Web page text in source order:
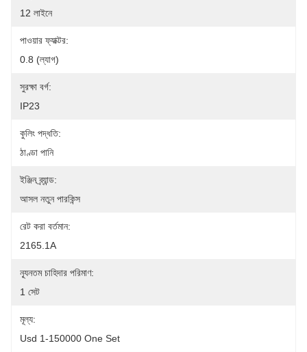
12 লাইনে
পাওয়ার ফ্যাক্টর:
0.8 (ল্যাগ)
সুরক্ষা বর্গ:
IP23
কুলিং পদ্ধতি:
ঠাণ্ডা পানি
ইঞ্জিন ব্র্যান্ড:
আসল নতুন পারকিন্স
রেট করা বর্তমান:
2165.1A
ন্যূনতম চাহিদার পরিমাণ:
1 সেট
মূল্য:
Usd 1-150000 One Set